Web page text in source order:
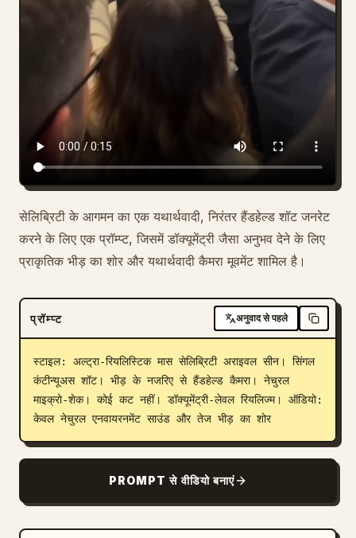
सेलिब्रिटी के आगमन का एक यथार्थवादी, निरंतर हैंडहेल्ड शॉट जनरेट
करने के लिए एक प्रॉम्प्ट, जिसमें डॉक्यूमेंट्री जैसा अनुभव देने के लिए
प्राकृतिक भीड़ का शोर और यथार्थवादी कैमरा मूवमेंट शामिल है।
प्रॉम्प्ट अनुवाद से पहले
स्टाइल: अल्ट्रा-रियलिस्टिक मास सेलिब्रिटी अराइवल सीन। सिंगल
कंटीन्यूअस शॉट। भीड़ के नजरिए से हैंडहेल्ड कैमरा। नेचुरल
माइक्रो-शेक। कोई कट नहीं। डॉक्यूमेंट्री-लेवल रियलिज्म। ऑडियो:
केवल नेचुरल एनवायरनमेंट साउंड और तेज भीड़ का शोर
PROMPT से वीडियो बनाएं